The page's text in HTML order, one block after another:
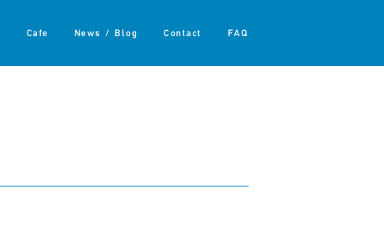
Cafe News / Blog Contact FAQ